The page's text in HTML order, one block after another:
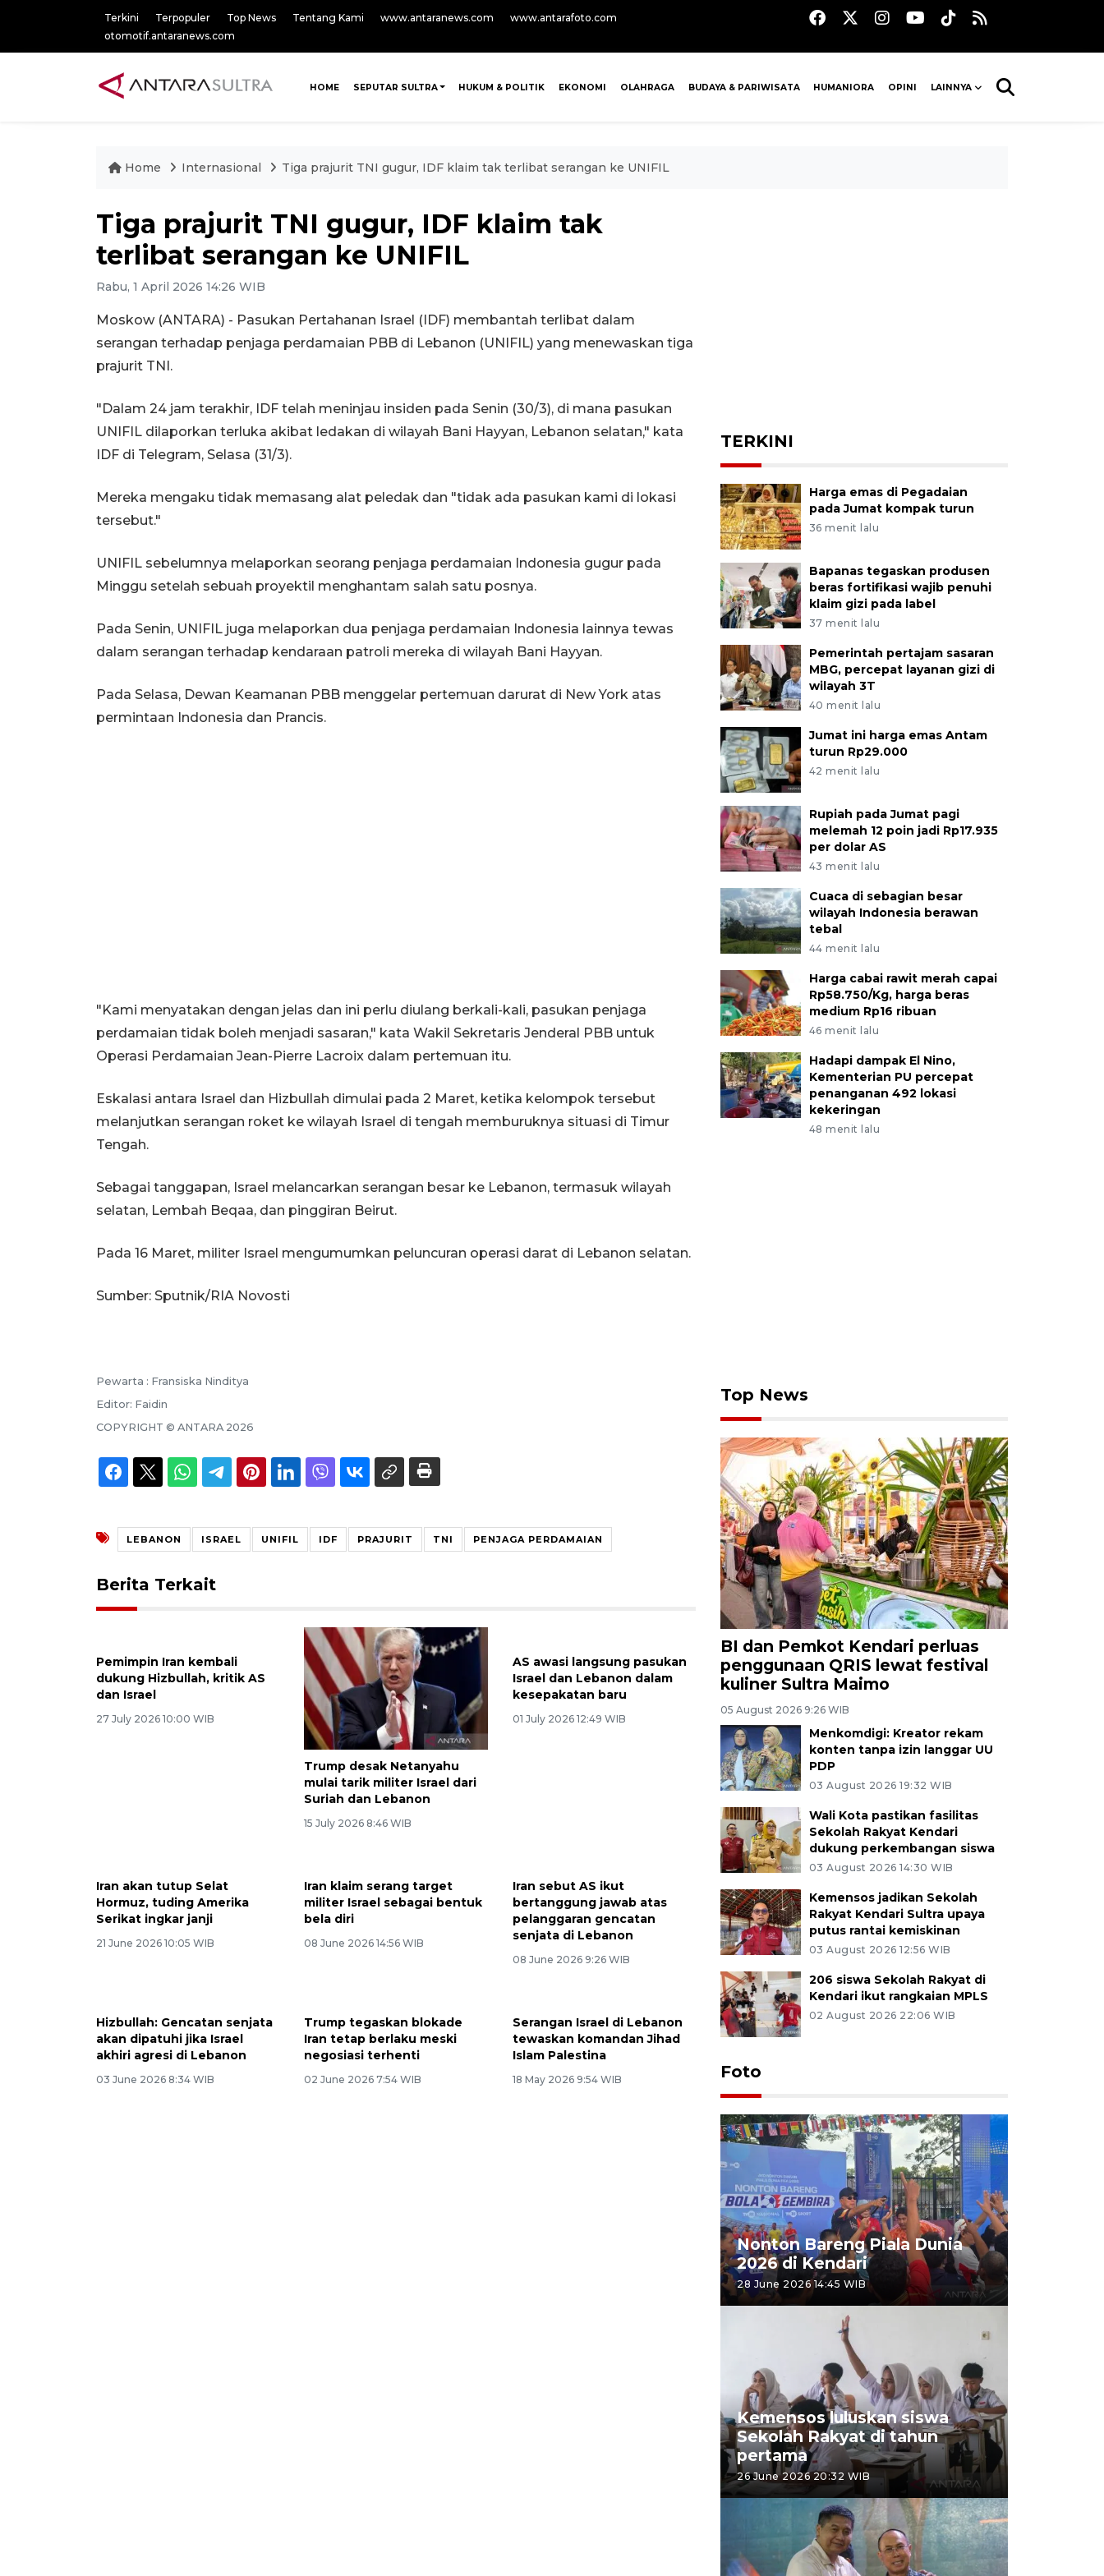
Terkini Terpopuler Top News Tentang Kami www.antaranews.com
www.antarafoto.com
otomotif.antaranews.com
HOME SEPUTAR SULTRA HUKUM & POLITIK EKONOMI OLAHRAGA BUDAYA & PARIWISATA HUMANIORA OPINI LAINNYA
Home Internasional Tiga prajurit TNI gugur, IDF klaim tak terlibat serangan ke UNIFIL
Tiga prajurit TNI gugur, IDF klaim tak
terlibat serangan ke UNIFIL
Rabu, 1 April 2026 14:26 WIB
Moskow (ANTARA) - Pasukan Pertahanan Israel (IDF) membantah terlibat dalam
serangan terhadap penjaga perdamaian PBB di Lebanon (UNIFIL) yang menewaskan tiga
prajurit TNI.
"Dalam 24 jam terakhir, IDF telah meninjau insiden pada Senin (30/3), di mana pasukan
UNIFIL dilaporkan terluka akibat ledakan di wilayah Bani Hayyan, Lebanon selatan," kata
IDF di Telegram, Selasa (31/3).
Mereka mengaku tidak memasang alat peledak dan "tidak ada pasukan kami di lokasi
tersebut."
UNIFIL sebelumnya melaporkan seorang penjaga perdamaian Indonesia gugur pada
Minggu setelah sebuah proyektil menghantam salah satu posnya.
Pada Senin, UNIFIL juga melaporkan dua penjaga perdamaian Indonesia lainnya tewas
dalam serangan terhadap kendaraan patroli mereka di wilayah Bani Hayyan.
Pada Selasa, Dewan Keamanan PBB menggelar pertemuan darurat di New York atas
permintaan Indonesia dan Prancis.
"Kami menyatakan dengan jelas dan ini perlu diulang berkali-kali, pasukan penjaga
perdamaian tidak boleh menjadi sasaran," kata Wakil Sekretaris Jenderal PBB untuk
Operasi Perdamaian Jean-Pierre Lacroix dalam pertemuan itu.
Eskalasi antara Israel dan Hizbullah dimulai pada 2 Maret, ketika kelompok tersebut
melanjutkan serangan roket ke wilayah Israel di tengah memburuknya situasi di Timur
Tengah.
Sebagai tanggapan, Israel melancarkan serangan besar ke Lebanon, termasuk wilayah
selatan, Lembah Beqaa, dan pinggiran Beirut.
Pada 16 Maret, militer Israel mengumumkan peluncuran operasi darat di Lebanon selatan.
Sumber: Sputnik/RIA Novosti
Pewarta : Fransiska Ninditya
Editor: Faidin
COPYRIGHT © ANTARA 2026
LEBANON ISRAEL UNIFIL IDF PRAJURIT TNI PENJAGA PERDAMAIAN
Berita Terkait
Pemimpin Iran kembali
dukung Hizbullah, kritik AS
dan Israel
27 July 2026 10:00 WIB
Trump desak Netanyahu
mulai tarik militer Israel dari
Suriah dan Lebanon
15 July 2026 8:46 WIB
AS awasi langsung pasukan
Israel dan Lebanon dalam
kesepakatan baru
01 July 2026 12:49 WIB
Iran akan tutup Selat
Hormuz, tuding Amerika
Serikat ingkar janji
21 June 2026 10:05 WIB
Iran klaim serang target
militer Israel sebagai bentuk
bela diri
08 June 2026 14:56 WIB
Iran sebut AS ikut
bertanggung jawab atas
pelanggaran gencatan
senjata di Lebanon
08 June 2026 9:26 WIB
Hizbullah: Gencatan senjata
akan dipatuhi jika Israel
akhiri agresi di Lebanon
03 June 2026 8:34 WIB
Trump tegaskan blokade
Iran tetap berlaku meski
negosiasi terhenti
02 June 2026 7:54 WIB
Serangan Israel di Lebanon
tewaskan komandan Jihad
Islam Palestina
18 May 2026 9:54 WIB
TERKINI
Harga emas di Pegadaian
pada Jumat kompak turun
36 menit lalu
Bapanas tegaskan produsen
beras fortifikasi wajib penuhi
klaim gizi pada label
37 menit lalu
Pemerintah pertajam sasaran
MBG, percepat layanan gizi di
wilayah 3T
40 menit lalu
Jumat ini harga emas Antam
turun Rp29.000
42 menit lalu
Rupiah pada Jumat pagi
melemah 12 poin jadi Rp17.935
per dolar AS
43 menit lalu
Cuaca di sebagian besar
wilayah Indonesia berawan
tebal
44 menit lalu
Harga cabai rawit merah capai
Rp58.750/Kg, harga beras
medium Rp16 ribuan
46 menit lalu
Hadapi dampak El Nino,
Kementerian PU percepat
penanganan 492 lokasi
kekeringan
48 menit lalu
Top News
BI dan Pemkot Kendari perluas
penggunaan QRIS lewat festival
kuliner Sultra Maimo
05 August 2026 9:26 WIB
Menkomdigi: Kreator rekam
konten tanpa izin langgar UU
PDP
03 August 2026 19:32 WIB
Wali Kota pastikan fasilitas
Sekolah Rakyat Kendari
dukung perkembangan siswa
03 August 2026 14:30 WIB
Kemensos jadikan Sekolah
Rakyat Kendari Sultra upaya
putus rantai kemiskinan
03 August 2026 12:56 WIB
206 siswa Sekolah Rakyat di
Kendari ikut rangkaian MPLS
02 August 2026 22:06 WIB
Foto
Nonton Bareng Piala Dunia
2026 di Kendari
28 June 2026 14:45 WIB
Kemensos luluskan siswa
Sekolah Rakyat di tahun
pertama
26 June 2026 20:32 WIB